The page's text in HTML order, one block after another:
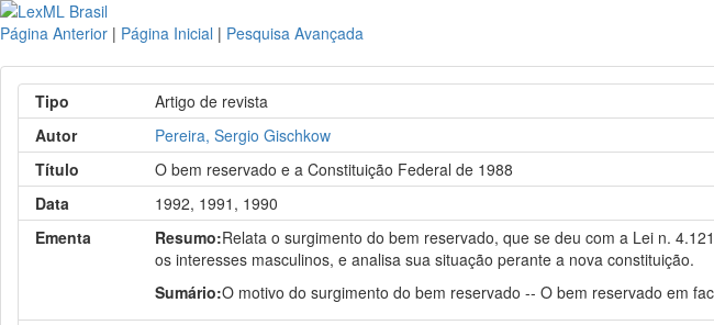
Página Anterior | Página Inicial | Pesquisa Avançada
Tipo
Artigo de revista
Autor
Pereira, Sergio Gischkow
Título
O bem reservado e a Constituição Federal de 1988
Data
1992, 1991, 1990
Ementa
Resumo:Relata o surgimento do bem reservado, que se deu com a Lei n.
os interesses masculinos, e analisa sua situação perante a nova constituição.
Sumário:O motivo do surgimento do bem reservado -- O bem reservado em